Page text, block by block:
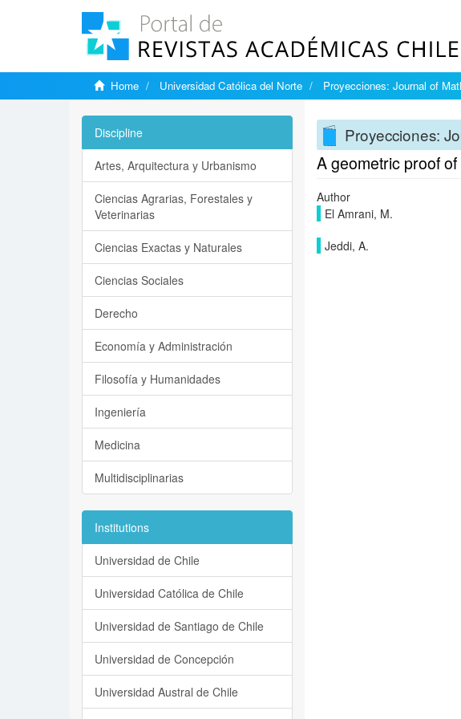
Home Universidad Católica del Norte Proyecciones: Journal of
Proyecciones:
A geometric proof
Author
El Amrani, M.
Jeddi, A.
Discipline
Artes, Arquitectura y Urbanismo
Ciencias Agrarias, Forestales y
Veterinarias
Ciencias Exactas y Naturales
Ciencias Sociales
Derecho
Economía y Administración
Filosofía y Humanidades
Ingeniería
Medicina
Multidisciplinarias
Institutions
Universidad de Chile
Universidad Católica de Chile
Universidad de Santiago de Chile
Universidad de Concepción
Universidad Austral de Chile